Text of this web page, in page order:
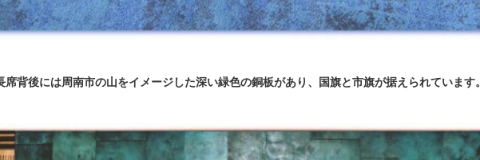
席背後には周南市の山をイメージした深い緑色の銅板があり、国旗と市旗が据えられています。